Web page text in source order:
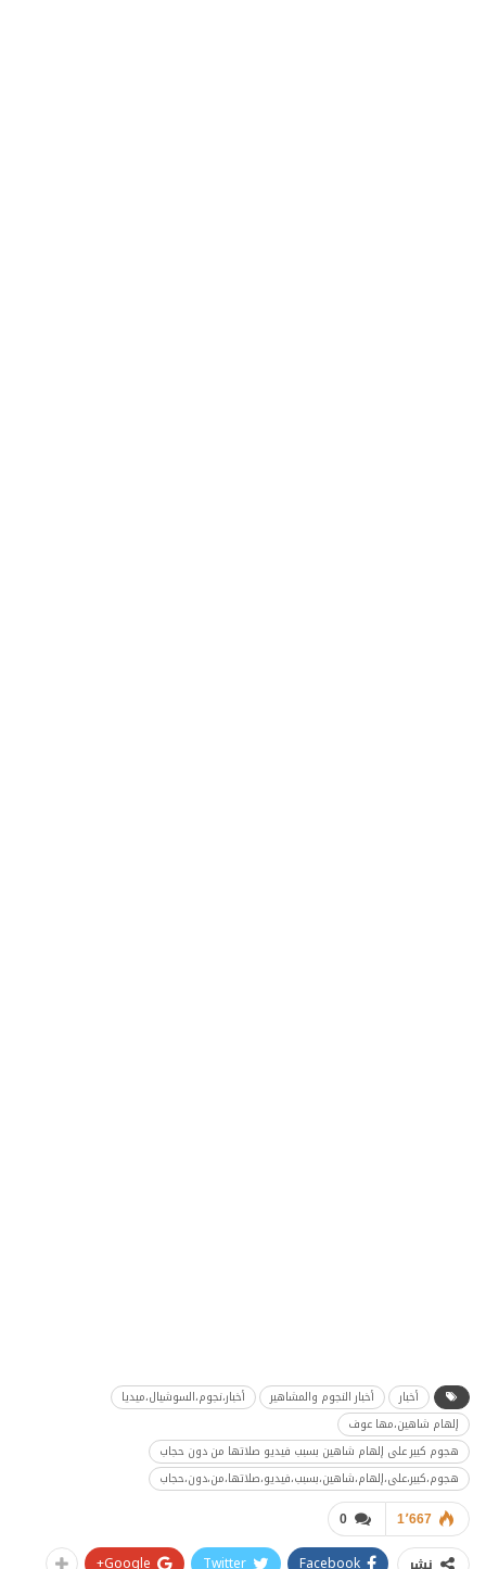
أخبار أخبار النجوم والمشاهير
أخبار،نجوم،السوشيال،ميديا
إلهام شاهين،مها عوف
هجوم كبير على إلهام شاهين بسبب فيديو صلاتها من دون حجاب
هجوم،كبير،على،إلهام،شاهين،بسبب،فيديو،صلاتها،من،دون،حجاب
0 1٬667
Facebook
Twitter
Google+